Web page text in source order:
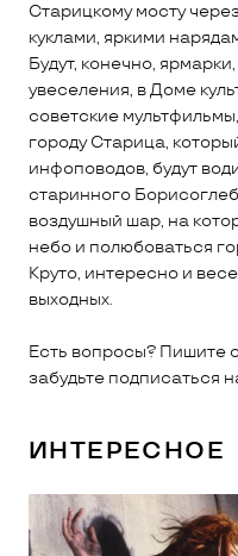
Старицкому мосту
куклами, яркими
Будут, конечно,
увеселения, в Доме
советские
городу Старица,
инфоповодов, будут
старинного
воздушный шар, на
небо и полюбоваться
Круто, интересно и
выходных.
Есть вопросы? Пишите
забудьте подписаться
ИНТЕРЕСНОЕ